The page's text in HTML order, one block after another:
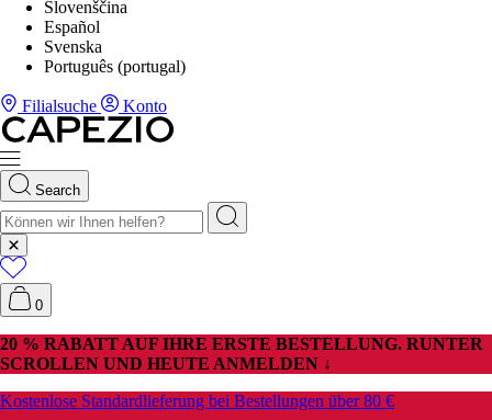
Slovenščina
Español
Svenska
Português (portugal)
Filialsuche Konto
Search
0